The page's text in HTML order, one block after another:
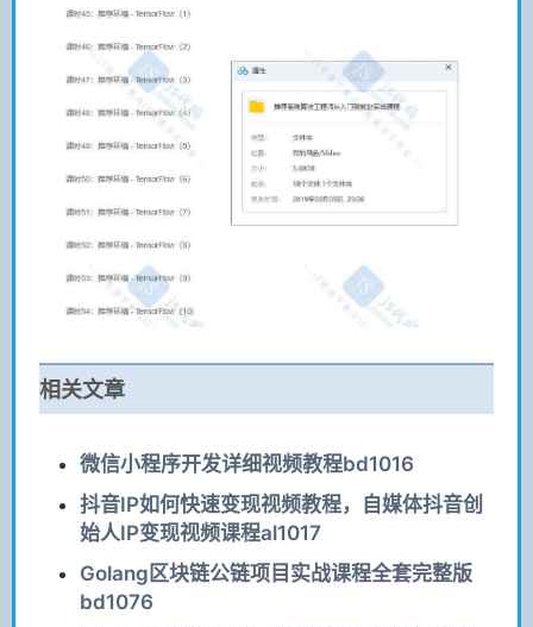
相关文章
微信小程序开发详细视频教程bd1016
抖音IP如何快速变现视频教程，自媒体抖音创
始人IP变现视频课程al1017
Golang区块链公链项目实战课程全套完整版
bd1076